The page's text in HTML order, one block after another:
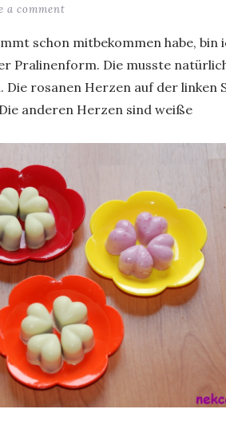
a comment
schon mitbekommen habe, bin
Pralinenform. Die musste
rosanen Herzen auf der linken
anderen Herzen sind weiße